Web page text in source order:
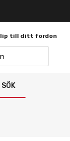
till ditt fordon
SÖK